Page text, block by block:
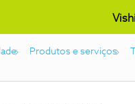
Produtos e serviços